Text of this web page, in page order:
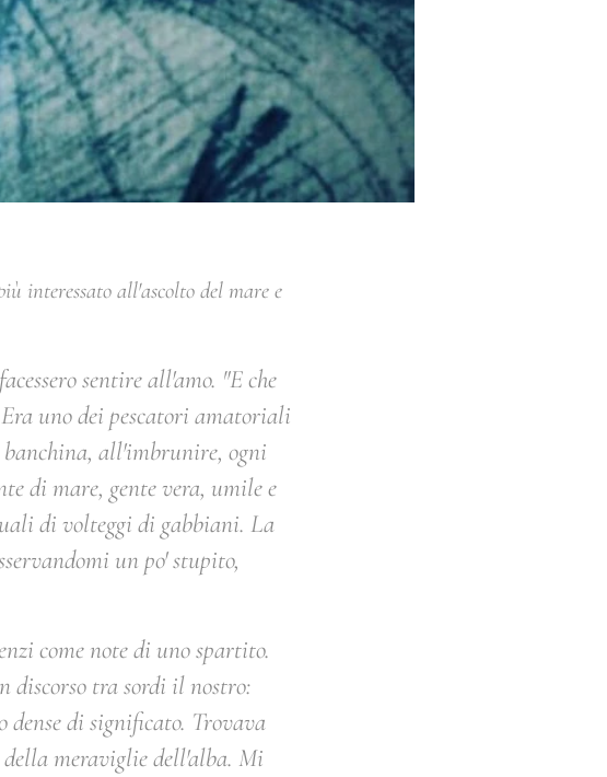
interessato all'ascolto del mare e
sentire all'amo. "E che
uno dei pescatori amatoriali
all'imbrunire, ogni
di mare, gente vera, umile e
di volteggi di gabbiani. La
un po' stupito,
come note di uno spartito.
discorso tra sordi il nostro:
dense di significato. Trovava
della meraviglie dell'alba. Mi